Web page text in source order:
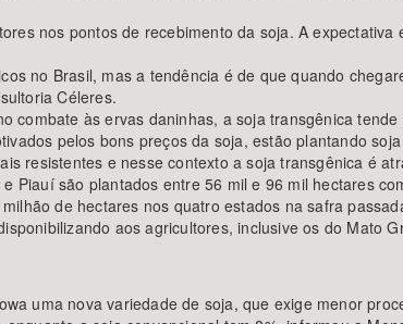
nos pontos de recebimento da soja. A
no Brasil, mas a tendência é de que quando
Céleres.
combate às ervas daninhas, a soja transgênica
pelos bons preços da soja, estão plantando
resistentes e nesse contexto a soja transgênica é
Piauí são plantados entre 56 mil e 96 mil hectares
de hectares nos quatro estados na safra
aos agricultores, inclusive os do Mato
uma nova variedade de soja, que exige menor